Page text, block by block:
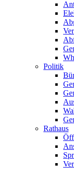
Politik
Rathaus